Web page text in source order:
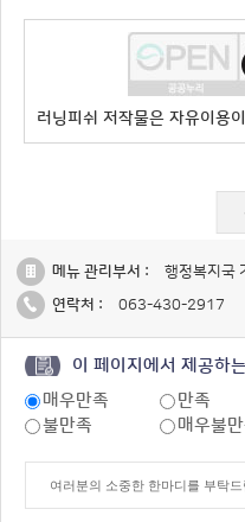
러닝피쉬 저작물은 자유이용
메뉴 관리부서 :
행정복지국
연락처 :
063-430-2917
이 페이지에서 제공하
매우만족
만족
불만족
매우불